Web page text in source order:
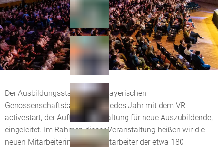
Der Ausbildungsstart bei den bayerischen
Genossenschaftsbanken wird jedes Jahr mit dem VR
activestart, der Auftaktveranstaltung für neue Auszubildende,
eingeleitet. Im Rahmen dieser Veranstaltung heißen wir die
neuen Mitarbeiterinnen und Mitarbeiter der etwa 180